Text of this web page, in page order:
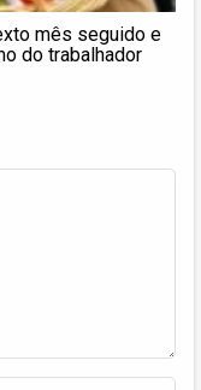
mês seguido e
do trabalhador